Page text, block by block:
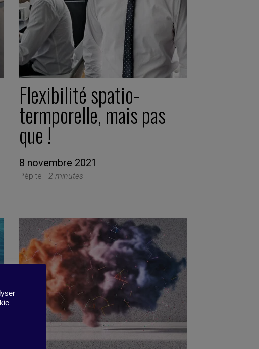
Flexibilité spatio-
termporelle, mais pas
que !
8 novembre 2021
Pépite - 2 minutes